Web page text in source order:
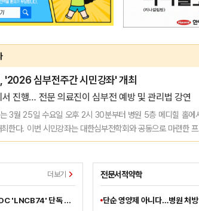
'2026 심부전주간 시민강좌' 개최
진행… 전문 의료진이 심부전 예방 및 관리법 강연
3월 25일 수요일 오후 2시 30분부터 병원 5층 메디힐 홀
한다. 이번 시민강좌는 대한심부전학회와 공동으로 마련한
한 올바른 정보를 제공하기 위해 기획되었다.
더보기
리가켐바이오, B7-H4 ADC 'LNCB74' 단독 개발 권리 확보
전문서적약학